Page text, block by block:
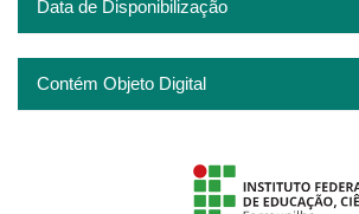
Data de Disponibilização
Contém Objeto Digital